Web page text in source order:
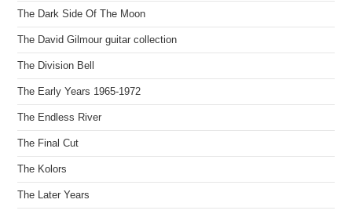
The Dark Side Of The Moon
The David Gilmour guitar collection
The Division Bell
The Early Years 1965-1972
The Endless River
The Final Cut
The Kolors
The Later Years